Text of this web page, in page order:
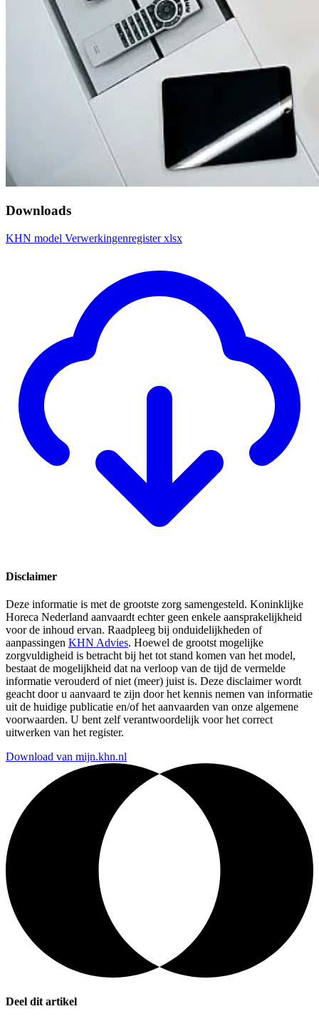
Downloads
KHN model Verwerkingenregister xlsx
Disclaimer
Deze informatie is met de grootste zorg samengesteld. Koninklijke
Horeca Nederland aanvaardt echter geen enkele aansprakelijkheid
voor de inhoud ervan. Raadpleeg bij onduidelijkheden of
aanpassingen KHN Advies. Hoewel de grootst mogelijke
zorgvuldigheid is betracht bij het tot stand komen van het model,
bestaat de mogelijkheid dat na verloop van de tijd de vermelde
informatie verouderd of niet (meer) juist is. Deze disclaimer wordt
geacht door u aanvaard te zijn door het kennis nemen van informatie
uit de huidige publicatie en/of het aanvaarden van onze algemene
voorwaarden. U bent zelf verantwoordelijk voor het correct
uitwerken van het register.
Download van mijn.khn.nl
Deel dit artikel